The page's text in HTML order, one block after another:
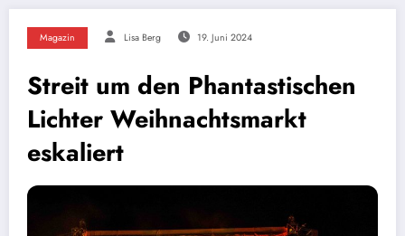
Magazin Lisa Berg 19. Juni 2024
Streit um den Phantastischen
Lichter Weihnachtsmarkt
eskaliert